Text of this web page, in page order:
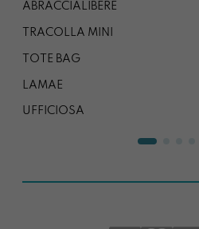
ABRACCIALIBERE
TRACOLLA MINI
TOTE BAG
LAMAE
UFFICIOSA